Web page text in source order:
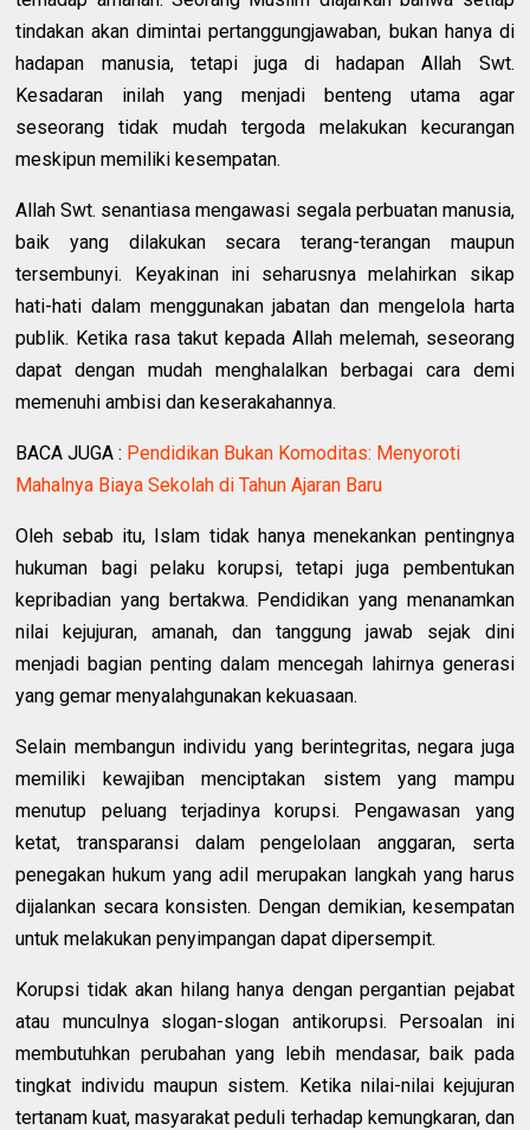
tindakan akan dimintai pertanggungjawaban, bukan hanya di
hadapan manusia, tetapi juga di hadapan Allah Swt.
Kesadaran inilah yang menjadi benteng utama agar
seseorang tidak mudah tergoda melakukan kecurangan
meskipun memiliki kesempatan.
Allah Swt. senantiasa mengawasi segala perbuatan manusia,
baik yang dilakukan secara terang-terangan maupun
tersembunyi. Keyakinan ini seharusnya melahirkan sikap
hati-hati dalam menggunakan jabatan dan mengelola harta
publik. Ketika rasa takut kepada Allah melemah, seseorang
dapat dengan mudah menghalalkan berbagai cara demi
memenuhi ambisi dan keserakahannya.
BACA JUGA : Pendidikan Bukan Komoditas: Menyoroti
Mahalnya Biaya Sekolah di Tahun Ajaran Baru
Oleh sebab itu, Islam tidak hanya menekankan pentingnya
hukuman bagi pelaku korupsi, tetapi juga pembentukan
kepribadian yang bertakwa. Pendidikan yang menanamkan
nilai kejujuran, amanah, dan tanggung jawab sejak dini
menjadi bagian penting dalam mencegah lahirnya generasi
yang gemar menyalahgunakan kekuasaan.
Selain membangun individu yang berintegritas, negara juga
memiliki kewajiban menciptakan sistem yang mampu
menutup peluang terjadinya korupsi. Pengawasan yang
ketat, transparansi dalam pengelolaan anggaran, serta
penegakan hukum yang adil merupakan langkah yang harus
dijalankan secara konsisten. Dengan demikian, kesempatan
untuk melakukan penyimpangan dapat dipersempit.
Korupsi tidak akan hilang hanya dengan pergantian pejabat
atau munculnya slogan-slogan antikorupsi. Persoalan ini
membutuhkan perubahan yang lebih mendasar, baik pada
tingkat individu maupun sistem. Ketika nilai-nilai kejujuran
tertanam kuat, masyarakat peduli terhadap kemungkaran, dan